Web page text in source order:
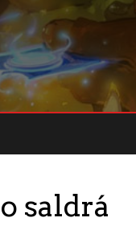
saldrá